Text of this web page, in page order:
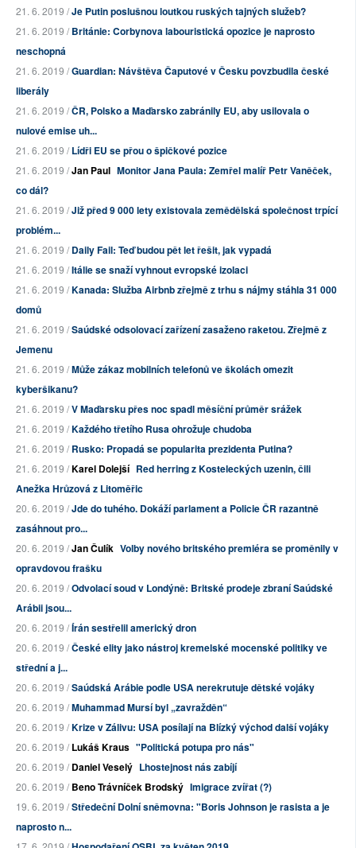
21. 6. 2019 /Je Putin poslušnou loutkou ruských tajných služeb?
21. 6. 2019 /Británie: Corbynova labouristická opozice je naprosto
neschopná
21. 6. 2019 /Guardian: Návštěva Čaputové v Česku povzbudila české
liberály
21. 6. 2019 /ČR, Polsko a Maďarsko zabránily EU, aby usilovala o
nulové emise uh...
21. 6. 2019 /Lídři EU se přou o špičkové pozice
21. 6. 2019 /Jan Paul Monitor Jana Paula: Zemřel malíř Petr Vaněček,
co dál?
21. 6. 2019 /Již před 9 000 lety existovala zemědělská společnost trpící
problém...
21. 6. 2019 /Daily Fail: Teď budou pět let řešit, jak vypadá
21. 6. 2019 /Itálie se snaží vyhnout evropské izolaci
21. 6. 2019 /Kanada: Služba Airbnb zřejmě z trhu s nájmy stáhla 31 000
domů
21. 6. 2019 /Saúdské odsolovací zařízení zasaženo raketou. Zřejmě z
Jemenu
21. 6. 2019 /Může zákaz mobilních telefonů ve školách omezit
kyberšikanu?
21. 6. 2019 /V Maďarsku přes noc spadl měsíční průměr srážek
21. 6. 2019 /Každého třetího Rusa ohrožuje chudoba
21. 6. 2019 /Rusko: Propadá se popularita prezidenta Putina?
21. 6. 2019 /Karel Dolejší Red herring z Kosteleckých uzenin, čili
Anežka Hrůzová z Litoměřic
20. 6. 2019 /Jde do tuhého. Dokáží parlament a Policie ČR razantně
zasáhnout pro...
20. 6. 2019 /Jan Čulík Volby nového britského premiéra se proměnily v
opravdovou frašku
20. 6. 2019 /Odvolací soud v Londýně: Britské prodeje zbraní Saúdské
Arábii jsou...
20. 6. 2019 /Írán sestřelil americký dron
20. 6. 2019 /České elity jako nástroj kremelské mocenské politiky ve
střední a j...
20. 6. 2019 /Saúdská Arábie podle USA nerekrutuje dětské vojáky
20. 6. 2019 /Muhammad Mursí byl „zavražděn“
20. 6. 2019 /Krize v Zálivu: USA posílají na Blízký východ další vojáky
20. 6. 2019 /Lukáš Kraus "Politická potupa pro nás"
20. 6. 2019 /Daniel Veselý Lhostejnost nás zabíjí
20. 6. 2019 /Beno Trávníček Brodský Imigrace zvířat (?)
19. 6. 2019 /Středeční Dolní sněmovna: "Boris Johnson je rasista a je
naprosto n...